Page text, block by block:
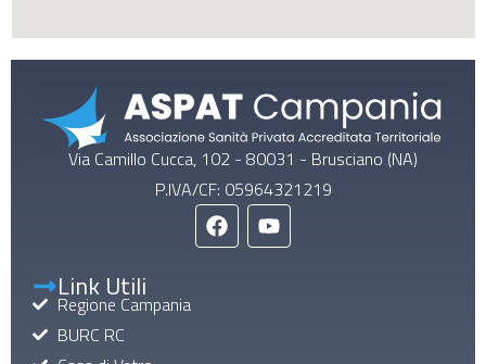
Via Camillo Cucca, 102 - 80031 - Brusciano (NA)
P.IVA/CF: 05964321219
Link Utili
Regione Campania
BURC RC